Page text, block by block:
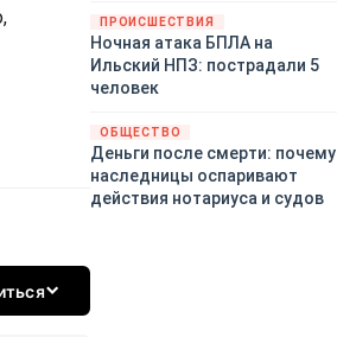
края, Республики Крым и над
акваторией Азовского моря.
ПРОИСШЕСТВИЯ
Ночная атака БПЛА на
Ильский НПЗ: пострадали 5
человек
ОБЩЕСТВО
Деньги после смерти: почему
наследницы оспаривают
действия нотариуса и судов